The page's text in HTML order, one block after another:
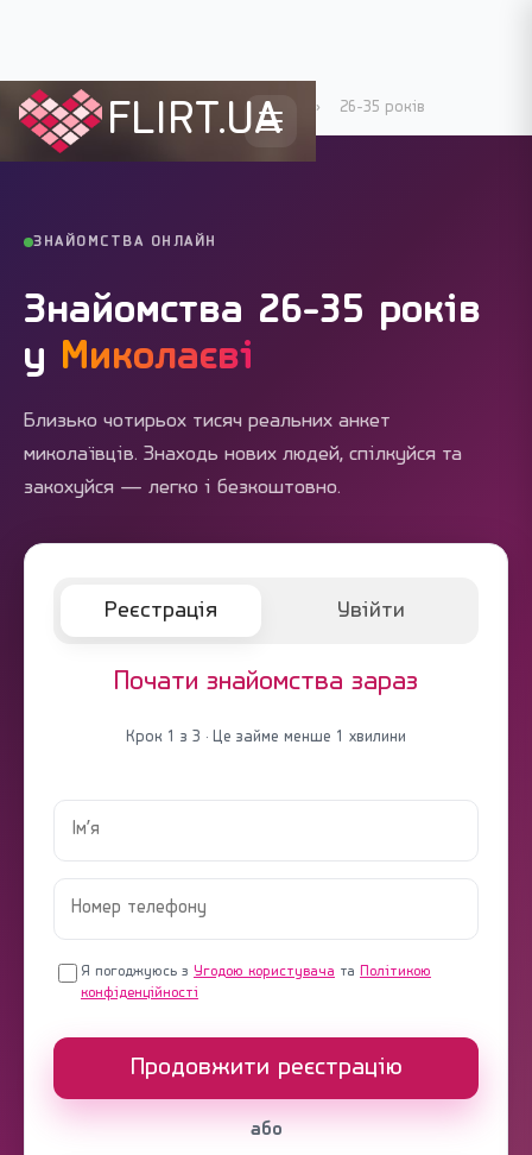
FLIRT.UA
Flirt.ua › Міста України Миколаїв › 26-35 років
ЗНАЙОМСТВА ОНЛАЙН
Знайомства 26-35 років
у Миколаєві
Близько чотирьох тисяч реальних анкет
миколаївців. Знаходь нових людей, спілкуйся та
закохуйся — легко і безкоштовно.
Реєстрація Увійти
Почати знайомства зараз
Крок 1 з 3 · Це займе менше 1 хвилини
Я погоджуюсь з Угодою користувача та Політикою
конфіденційності
Продовжити реєстрацію
або